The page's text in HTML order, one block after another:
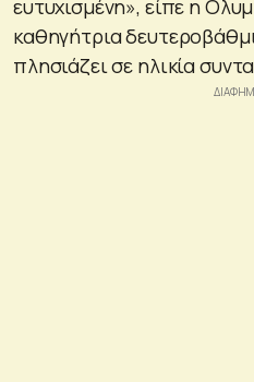
ευτυχισμένη», είπε η
καθηγήτρια
πλησιάζει σε ηλικία